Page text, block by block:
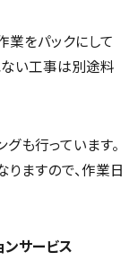
をパックにして
ない工事は別途料
も行っています。
りますので、作業日
サービス